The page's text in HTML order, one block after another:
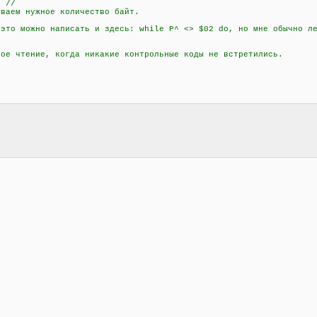
//
нужное количество байт.
написать и здесь: while P^ <> $02 do, но мне обычно
когда никакие контрольные коды не встретились.